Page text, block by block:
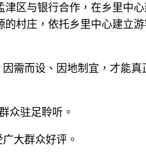
区与银行合作，在乡里中
村庄，依托乡里中心建立
需而设、因地制宜，才能
众驻足聆听。
大群众好评。